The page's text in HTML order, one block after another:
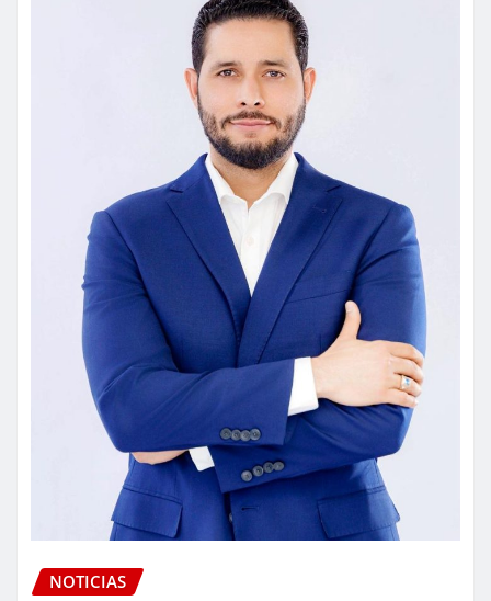
NOTICIAS